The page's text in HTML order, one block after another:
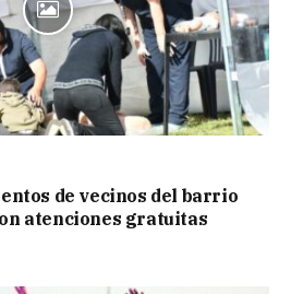
de vecinos del barrio
atenciones gratuitas